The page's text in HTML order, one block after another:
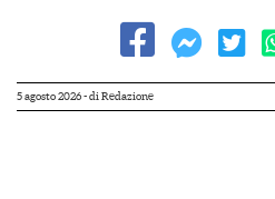
5 agosto 2026- di Redazione